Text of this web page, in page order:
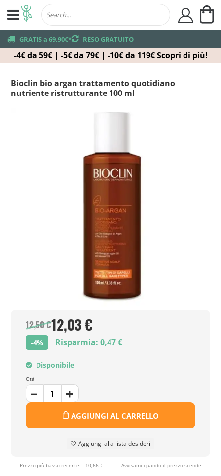
-4€ da 59€ | -5€ da 79€ | -10€ da 119€ Scopri di più!
truck GRATIS a 69,90€*returns RESO GRATUITO
user
Bioclin bio argan trattamento quotidiano
nutriente ristrutturante 100 ml
12,50 €12,03 €
-4% Risparmia: 0,47 €
Disponibile
Qtà
AGGIUNGI AL CARRELLO
Aggiungi alla lista desideri
Prezzo più basso recente: 10,66 € Avvisami quando il prezzo scende